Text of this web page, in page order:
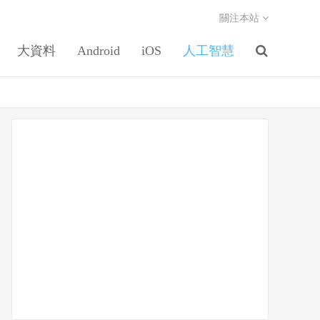
大資料 Android iOS 人工智慧
關注本站